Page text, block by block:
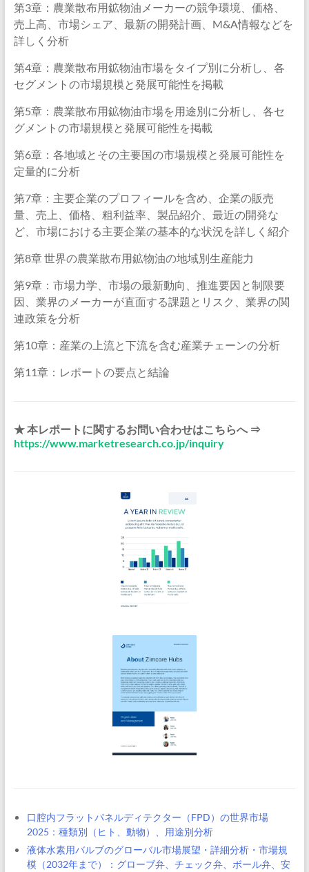
第3章：農業散布用鉱物油メーカーの競争環境、価格、
売上高、市場シェア、最新の開発計画、M&A情報などを
詳しく分析
第4章：農業散布用鉱物油市場をタイプ別に分析し、各
セグメントの市場規模と発展可能性を掲載
第5章：農業散布用鉱物油市場を用途別に分析し、各セ
グメントの市場規模と発展可能性を掲載
第6章：各地域とその主要国の市場規模と発展可能性を
定量的に分析
第7章：主要企業のプロフィールを含め、企業の販売
量、売上、価格、粗利益率、製品紹介、最近の開発な
ど、市場における主要企業の基本的な状況を詳しく紹介
第8章 世界の農業散布用鉱物油の地域別生産能力
第9章：市場力学、市場の最新動向、推進要因と制限要
因、業界のメーカーが直面する課題とリスク、業界の関
連政策を分析
第10章：産業の上流と下流を含む産業チェーンの分析
第11章：レポートの要点と結論
★ 本レポートに関するお問い合わせはこちらへ ⇒
https://www.marketresearch.co.jp/inquiry
口腔内フラットパネルディテクター（FPD）の世界市場
2025：種類別（ヒト、動物）、用途別分析
液体水素用バルブのグローバル市場展望・詳細分析・市場規
模（2032年まで）：グローブ弁、チェック弁、ボール弁、安